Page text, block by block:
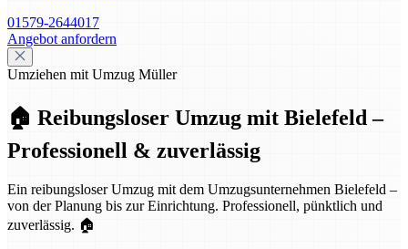
01579-2644017
Angebot anfordern
Umziehen mit Umzug Müller
🏠 Reibungsloser Umzug mit Bielefeld –
Professionell & zuverlässig
Ein reibungsloser Umzug mit dem Umzugsunternehmen Bielefeld –
von der Planung bis zur Einrichtung. Professionell, pünktlich und
zuverlässig. 🏠